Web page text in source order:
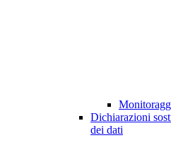
Dichiarazioni
dei dati